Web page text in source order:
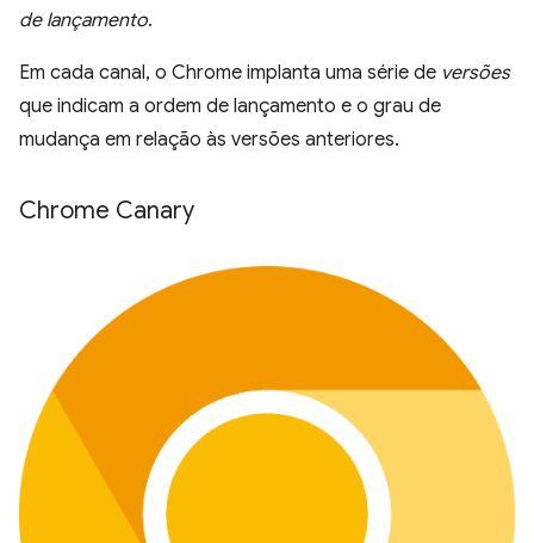
de lançamento.
Em cada canal, o Chrome implanta uma série de versões
que indicam a ordem de lançamento e o grau de
mudança em relação às versões anteriores.
Chrome Canary